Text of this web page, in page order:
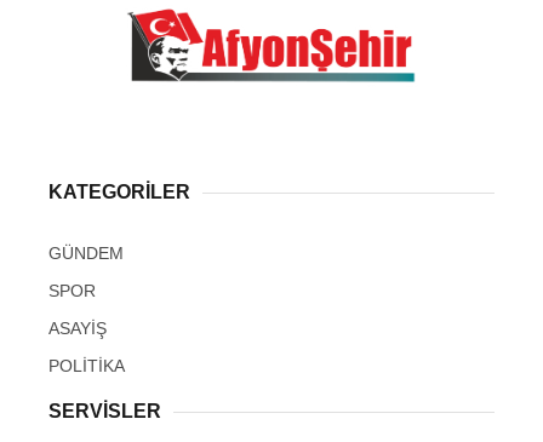
KATEGORİLER
GÜNDEM
SPOR
ASAYİŞ
POLİTİKA
SERVİSLER